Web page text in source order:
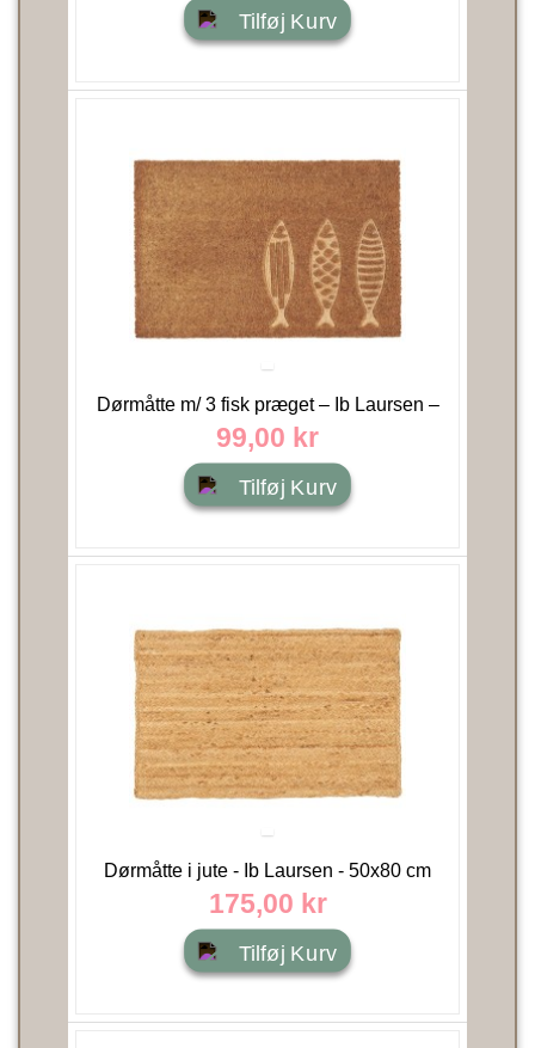
Tilføj Kurv
Dørmåtte m/ 3 fisk præget – Ib Laursen –
40x60 cm
99,00 kr
Tilføj Kurv
Dørmåtte i jute - Ib Laursen - 50x80 cm
175,00 kr
Tilføj Kurv